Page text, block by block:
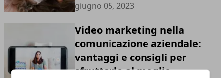
giugno 05, 2023
Video marketing nella
comunicazione aziendale:
vantaggi e consigli per
sfruttarlo al meglio